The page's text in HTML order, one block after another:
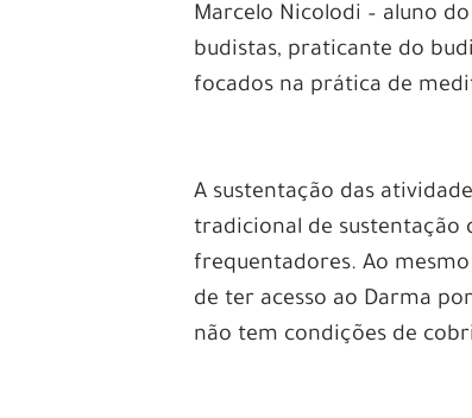
Marcelo Nicolodi – aluno
budistas, praticante do
focados na prática de
A sustentação das
tradicional de sustentação
frequentadores. Ao
de ter acesso ao Darma
não tem condições de